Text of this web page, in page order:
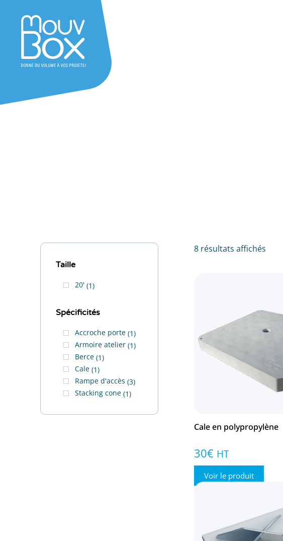
Taille
20' 1
Spécificités
Accroche porte 1
Armoire atelier 1
Berce 1
Cale 1
Rampe d'accès 3
Stacking cone 1
8 résultats affichés
Cale en polypropylène
30€ HT
Voir le produit